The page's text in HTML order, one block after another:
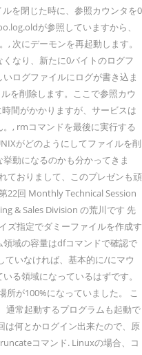
を閉じた時に、参照カウンタを0
が参照していますから、
次にデーモンを再起動します。
なり、新たに0バイトのログフ
ログファイルにログが書き込ま
を削除します。ここで参照カウ
間がかかりますが、サービスは
, rmコマンドを最後に実行する
がどのようにしてファイルを削
動になるのかも分かってきま
ておりまして、このプレゼンも頑
22回 Monthly Technical Session
& Sales Division の荒川です 先
ズ指定でダミーファイルを作成す
域の容量はdfコマンドで確認で
ていなければ、基本的に/にマウ
る領域になっているはずです。
が100%になっていました。 こ
通常起動するプログラムも起動で
は何とかログイン出来たので、原
コマンド. Linuxの場合、コ